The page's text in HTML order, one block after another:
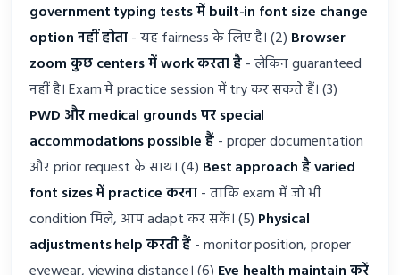
government typing tests में built-in font size change
option नहीं होता- यह fairness के लिए है। (2) Browser
zoom कुछ centers में work करता है- लेकिन guaranteed
नहीं है। Exam में practice session में try कर सकते हैं। (3)
PWD और medical grounds पर special
accommodations possible हैं- proper documentation
और prior request के साथ। (4) Best approach है varied
font sizes में practice करना- ताकि exam में जो भी
condition मिले, आप adapt कर सकें। (5) Physical
adjustments help करती हैं- monitor position, proper